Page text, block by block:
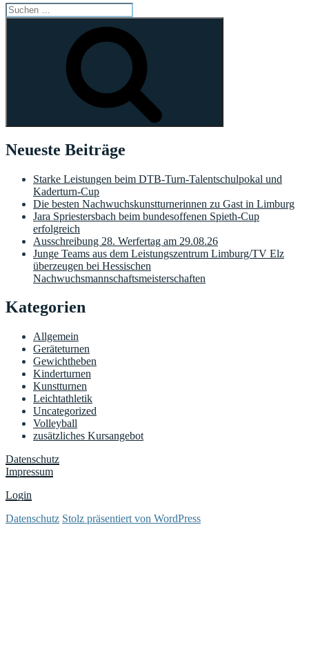
wir
Suchen
nach:
Neueste Beiträge
Starke Leistungen beim DTB-Turn-Talentschulpokal und
Kaderturn-Cup
Die besten Nachwuchskunstturnerinnen zu Gast in Limburg
Jara Spriestersbach beim bundesoffenen Spieth-Cup
erfolgreich
Ausschreibung 28. Werfertag am 29.08.26
Junge Teams aus dem Leistungszentrum Limburg/TV Elz
überzeugen bei Hessischen
Nachwuchsmannschaftsmeisterschaften
Kategorien
Allgemein
Geräteturnen
Gewichtheben
Kinderturnen
Kunstturnen
Leichtathletik
Uncategorized
Volleyball
zusätzliches Kursangebot
Datenschutz
Impressum
Login
Datenschutz Stolz präsentiert von WordPress